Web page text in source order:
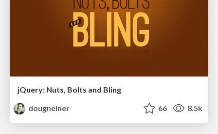
jQuery: Nuts, Bolts and Bling
dougneiner
66 8.5k